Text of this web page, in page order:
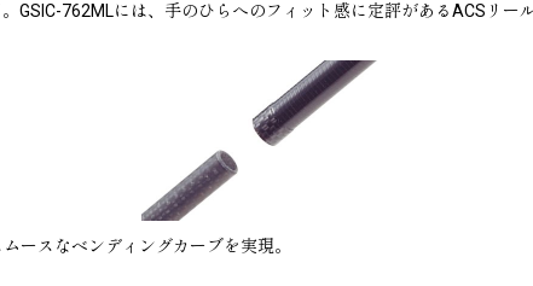
GSIC-762MLには、手のひらへのフィット感に定評があるACSリー
ースなベンディングカーブを実現。